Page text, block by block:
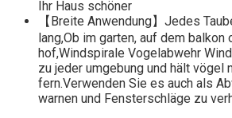
Ihr Haus schöner
【Breite Anwendung】Jedes
lang,Ob im garten, auf dem balkon
hof,Windspirale Vogelabwehr
zu jeder umgebung und hält vögel
fern.Verwenden Sie es auch als
warnen und Fensterschläge zu